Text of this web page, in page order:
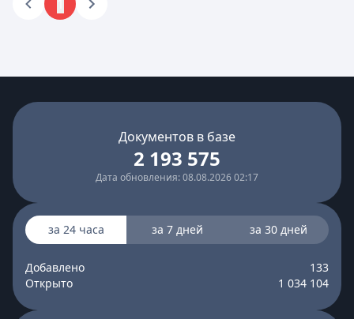
Документов в базе
2 193 575
Дата обновления: 08.08.2026 02:17
за 24 часа за 7 дней за 30 дней
Добавлено
133
Открыто
1 034 104